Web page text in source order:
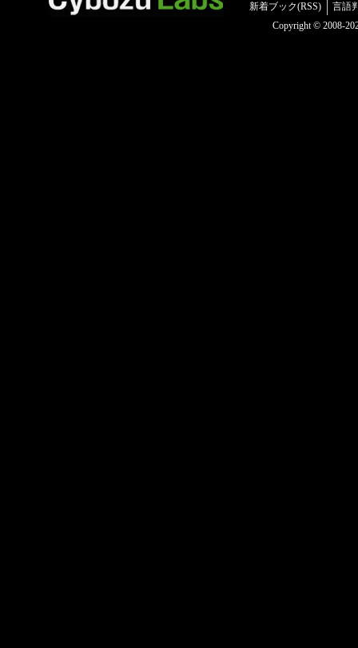
新着ブック(RSS)
言語
Copyright © 2008-